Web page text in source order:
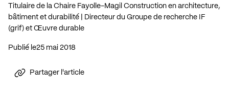
Titulaire de la Chaire Fayolle-Magil Construction en architecture,
bâtiment et durabilité | Directeur du Groupe de recherche IF
(grif) et Œuvre durable
Publié le 25 mai 2018
Partager l'article